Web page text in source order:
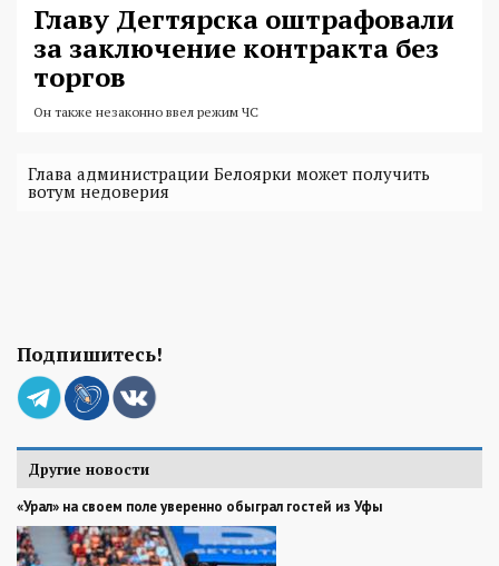
Главу Дегтярска оштрафовали
за заключение контракта без
торгов
Он также незаконно ввел режим ЧС
Глава администрации Белоярки может получить
вотум недоверия
Подпишитесь!
Другие новости
«Урал» на своем поле уверенно обыграл гостей из Уфы